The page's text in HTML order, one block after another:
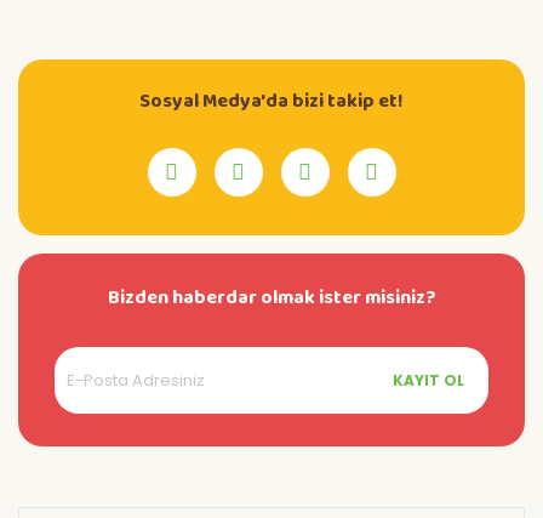
Sosyal Medya'da bizi takip et!
Bizden haberdar olmak ister misiniz?
KAYIT OL